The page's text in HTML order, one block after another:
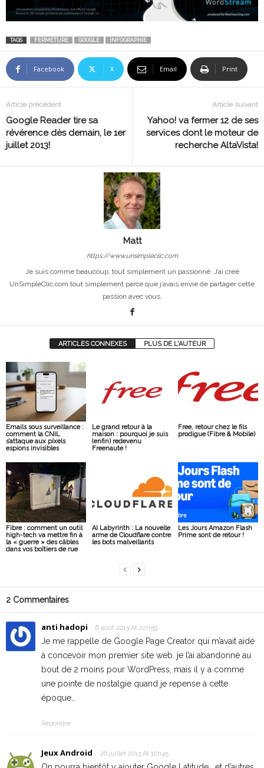
TAGS FERMETURE GOOGLE INFOGRAPHIE
Facebook X Email Print
Article précédent
Google Reader tire sa
révérence dès demain, le 1er
juillet 2013!
Article suivant
Yahoo! va fermer 12 de ses
services dont le moteur de
recherche AltaVista!
Matt
https://www.unsimpleclic.com
Je suis comme beaucoup, tout simplement un passionné. J’ai créé
UnSimpleClic.com tout simplement parce que j’avais envie de partager cette
passion avec vous.
ARTICLES CONNEXES PLUS DE L'AUTEUR
Emails sous surveillance :
comment la CNIL
s’attaque aux pixels
espions invisibles
Le grand retour à la
maison : pourquoi je suis
(enfin) redevenu
Freenaute !
Free, retour chez le fils
prodigue (Fibre & Mobile)
Fibre : comment un outil
high-tech va mettre fin à
la « guerre » des câbles
dans vos boîtiers de rue
AI Labyrinth : La nouvelle
arme de Cloudflare contre
les bots malveillants
Les Jours Amazon Flash
Prime sont de retour !
2 Commentaires
anti hadopi 6 août 2013 At 22h59
Je me rappelle de Google Page Creator qui m’avait aidé
à concevoir mon premier site web. je l’ai abandonné au
bout de 2 moins pour WordPress, mais il y a comme
une pointe de nostalgie quand je repense à cette
époque…
Répondre
Jeux Android 26 juillet 2013 At 12h45